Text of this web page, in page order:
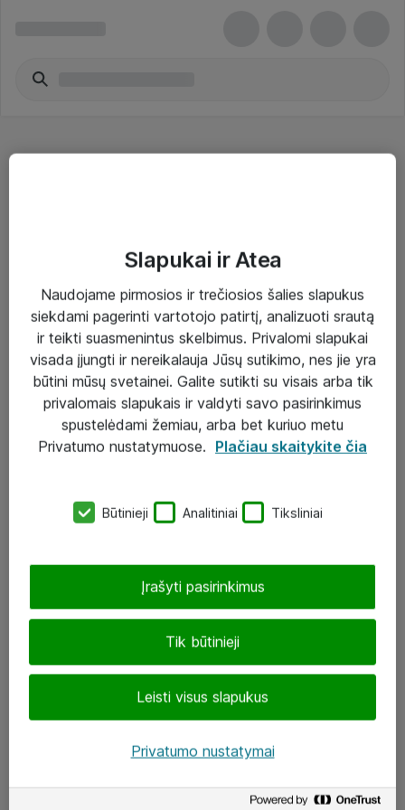
Sprendimai ir paslaugos
Paslaugos
Sprendimai
Įgyvendinti projektai
Atea ekspertų patarimai verslui
UAB „ATEA“
J. Rutkausko g. 6, Vilnius
Atea kontaktai
Aplankykite mus
Slapukai ir Atea
Naudojame pirmosios ir trečiosios šalies slapukus
siekdami pagerinti vartotojo patirtį, analizuoti srautą
ir teikti suasmenintus skelbimus. Privalomi slapukai
visada įjungti ir nereikalauja Jūsų sutikimo, nes jie yra
būtini mūsų svetainei. Galite sutikti su visais arba tik
privalomais slapukais ir valdyti savo pasirinkimus
spustelėdami žemiau, arba bet kuriuo metu
Privatumo nustatymuose. Plačiau skaitykite čia
Būtinieji Analitiniai Tiksliniai
Tik būtinieji
Leisti visus slapukus
Įrašyti pasirinkimus
Privatumo nustatymai